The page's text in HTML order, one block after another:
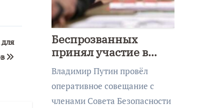
Беспрозванных
принял участие в
совещании Совбеза
под руководством
Путина
Владимир Путин провёл
оперативное совещание с
членами Совета Безопасности